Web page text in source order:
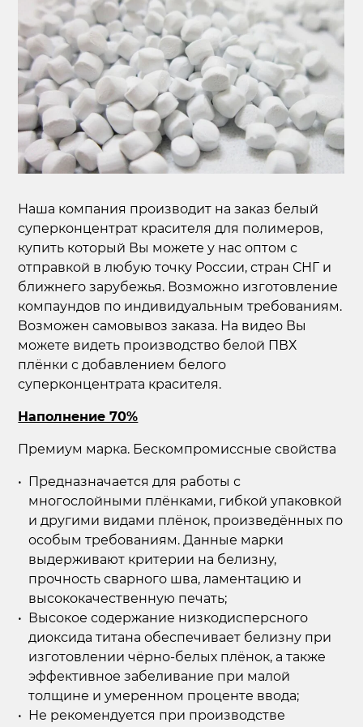
Наша компания производит на заказ белый
суперконцентрат красителя для полимеров,
купить который Вы можете у нас оптом с
отправкой в любую точку России, стран СНГ и
ближнего зарубежья. Возможно изготовление
компаундов по индивидуальным требованиям.
Возможен самовывоз заказа. На видео Вы
можете видеть производство белой ПВХ
плёнки с добавлением белого
суперконцентрата красителя.
Наполнение 70%
Премиум марка. Бескомпромиссные свойства
Предназначается для работы с
многослойными плёнками, гибкой упаковкой
и другими видами плёнок, произведённых по
особым требованиям. Данные марки
выдерживают критерии на белизну,
прочность сварного шва, ламентацию и
высококачественную печать;
Высокое содержание низкодисперсного
диоксида титана обеспечивает белизну при
изготовлении чёрно-белых плёнок, а также
эффективное забеливание при малой
толщине и умеренном проценте ввода;
Не рекомендуется при производстве